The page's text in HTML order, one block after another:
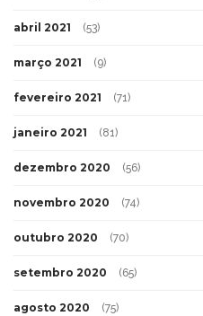
abril 2021 (53)
março 2021 (9)
fevereiro 2021 (71)
janeiro 2021 (81)
dezembro 2020 (56)
novembro 2020 (74)
outubro 2020 (70)
setembro 2020 (65)
agosto 2020 (75)